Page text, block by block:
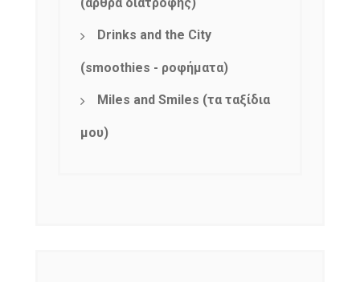
Drinks and the City
(smoothies - ροφήματα)
Miles and Smiles (τα ταξίδια
μου)